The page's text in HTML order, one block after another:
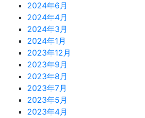
2024年6月
2024年4月
2024年3月
2024年1月
2023年12月
2023年9月
2023年8月
2023年7月
2023年5月
2023年4月